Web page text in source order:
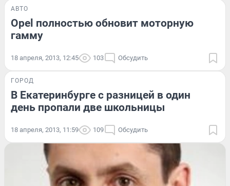
АВТО
Opel полностью обновит моторную
гамму
18 апреля, 2013, 12:45 103 Обсудить
ГОРОД
В Екатеринбурге с разницей в один
день пропали две школьницы
18 апреля, 2013, 11:59 109 Обсудить